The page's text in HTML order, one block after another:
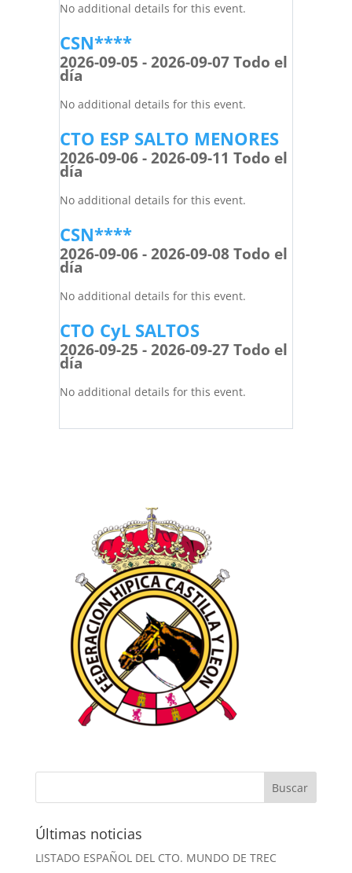
No additional details for this event.
CSN****
2026-09-05 - 2026-09-07 Todo el
día
No additional details for this event.
CTO ESP SALTO MENORES
2026-09-06 - 2026-09-11 Todo el
día
No additional details for this event.
CSN****
2026-09-06 - 2026-09-08 Todo el
día
No additional details for this event.
CTO CyL SALTOS
2026-09-25 - 2026-09-27 Todo el
día
No additional details for this event.
Últimas noticias
LISTADO ESPAÑOL DEL CTO. MUNDO DE TREC